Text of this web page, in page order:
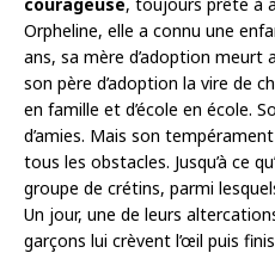
Orpheline, elle a connu une
ans, sa mère d’adoption meurt
son père d’adoption la vire de
en famille et d’école en école.
d’amies. Mais son
tous les obstacles. Jusqu’à ce
groupe de crétins, parmi
Un jour, une de leurs
garçons lui crèvent l’œil puis